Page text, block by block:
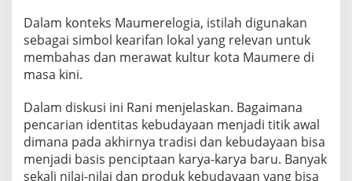
Dalam konteks Maumerelogia, istilah digunakan
sebagai simbol kearifan lokal yang relevan untuk
membahas dan merawat kultur kota Maumere di
masa kini.
Dalam diskusi ini Rani menjelaskan. Bagaimana
pencarian identitas kebudayaan menjadi titik awal
dimana pada akhirnya tradisi dan kebudayaan bisa
menjadi basis penciptaan karya-karya baru. Banyak
sekali nilai-nilai dan produk kebudayaan yang bisa